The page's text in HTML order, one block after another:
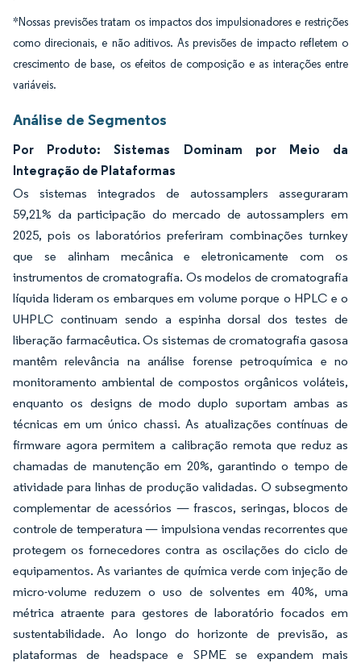
*Nossas previsões tratam os impactos dos impulsionadores e restrições
como direcionais, e não aditivos. As previsões de impacto refletem o
crescimento de base, os efeitos de composição e as interações entre
variáveis.
Análise de Segmentos
Por Produto: Sistemas Dominam por Meio da
Integração de Plataformas
Os sistemas integrados de autossamplers asseguraram
59,21% da participação do mercado de autossamplers em
2025, pois os laboratórios preferiram combinações turnkey
que se alinham mecânica e eletronicamente com os
instrumentos de cromatografia. Os modelos de cromatografia
líquida lideram os embarques em volume porque o HPLC e o
UHPLC continuam sendo a espinha dorsal dos testes de
liberação farmacêutica. Os sistemas de cromatografia gasosa
mantêm relevância na análise forense petroquímica e no
monitoramento ambiental de compostos orgânicos voláteis,
enquanto os designs de modo duplo suportam ambas as
técnicas em um único chassi. As atualizações contínuas de
firmware agora permitem a calibração remota que reduz as
chamadas de manutenção em 20%, garantindo o tempo de
atividade para linhas de produção validadas. O subsegmento
complementar de acessórios — frascos, seringas, blocos de
controle de temperatura — impulsiona vendas recorrentes que
protegem os fornecedores contra as oscilações do ciclo de
equipamentos. As variantes de química verde com injeção de
micro-volume reduzem o uso de solventes em 40%, uma
métrica atraente para gestores de laboratório focados em
sustentabilidade. Ao longo do horizonte de previsão, as
plataformas de headspace e SPME se expandem mais